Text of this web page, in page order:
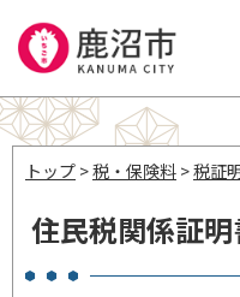
トップ >税・保険料 >税証
住民税関係証